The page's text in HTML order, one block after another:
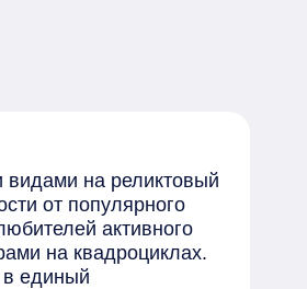
на реликтовый
от популярного
активного
на квадроциклах.
в единый